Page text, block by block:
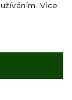
Více
vyhrazena.